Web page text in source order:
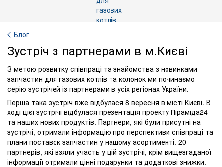
Блог
Зустріч з партнерами в м.Києві
З метою розвитку співпраці та знайомства з новинками
запчастин для газових котлів та колонок ми починаємо
серію зустрічей із партнерами в усіх регіонах України.
Перша така зустріч вже відбулася 8 вересня в місті Києві. В
ході цієї зустрічі відбулася презентація проекту Піраміда24
та наших нових продуктів. Партнери, які були присутні на
зустрічі, отримали інформацію про перспективи співпраці та
плани поставок запчастин у нашому асортименті. 20
партнерів, які взяли участь у цій зустрічі, крім вищезгаданої
інформації отримали цінні подарунки та додаткові знижки.